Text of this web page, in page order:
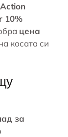
10%
цена
косата си
за